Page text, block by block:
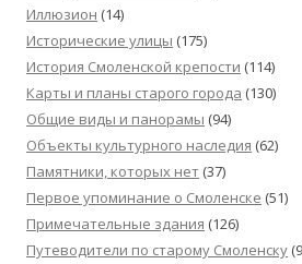
Иллюзион (14)
Исторические улицы (175)
История Смоленской крепости (114)
Карты и планы старого города (130)
Общие виды и панорамы (94)
Объекты культурного наследия (62)
Памятники, которых нет (37)
Первое упоминание о Смоленске (51)
Примечательные здания (126)
Путеводители по старому Смоленску